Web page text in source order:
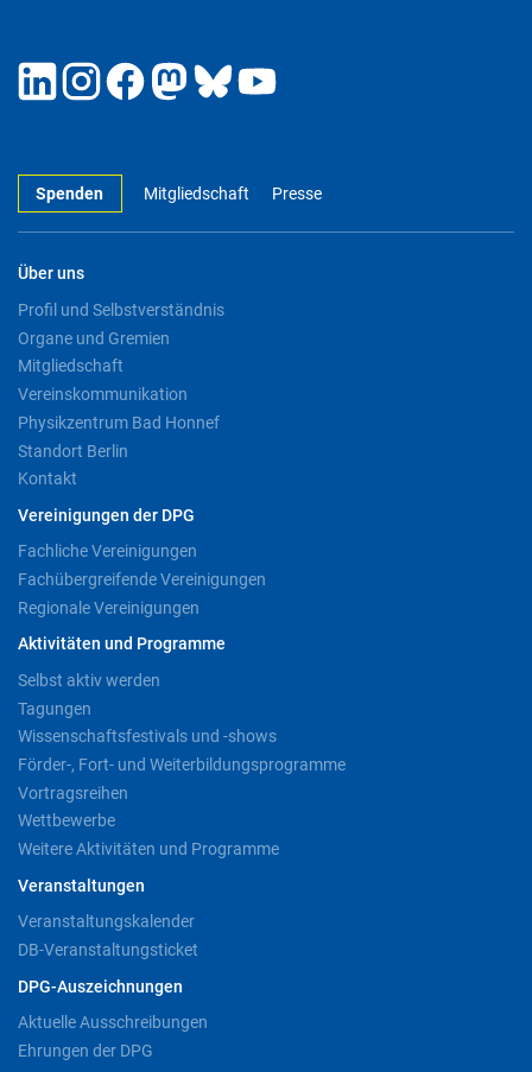
Spenden Mitgliedschaft Presse
Über uns
Profil und Selbstverständnis
Organe und Gremien
Mitgliedschaft
Vereinskommunikation
Physikzentrum Bad Honnef
Standort Berlin
Kontakt
Vereinigungen der DPG
Fachliche Vereinigungen
Fachübergreifende Vereinigungen
Regionale Vereinigungen
Aktivitäten und Programme
Selbst aktiv werden
Tagungen
Wissenschaftsfestivals und -shows
Förder-, Fort- und Weiterbildungsprogramme
Vortragsreihen
Wettbewerbe
Weitere Aktivitäten und Programme
Veranstaltungen
Veranstaltungskalender
DB-Veranstaltungsticket
DPG-Auszeichnungen
Aktuelle Ausschreibungen
Ehrungen der DPG